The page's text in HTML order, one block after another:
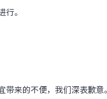
。
来的不便，我们深表歉意。